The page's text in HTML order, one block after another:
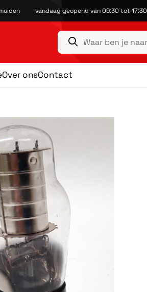
vandaag geopend van 09:30 tot 17:30
Over onsContact